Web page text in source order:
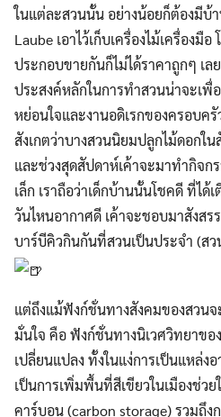
ในแต่ละสวนนั้น อย่างน้อยก็ต้องมีบ้
Laube เอาไว้เก็บเครื่องไม้เครื่องมื
ประกอบขายกันก็ไม่ได้ราคาถูกๆ เ
ประสงค์หลักในการทำสวนน่าจะเ
หย่อนใจและงานอดิเรกของครอบค
สังเกตว่าบางสวนนิยมปลูกไม้ดอก
และช่วงสุดสัปดาห์เค้าจะมาทำกิจก
เล็ก เราถือว่าเด็กบ้านนั้นโชคดี ที่ได้
วันไหนอากาศดี เค้าจะชอบมาสังส
บาร์บีคิวกินกันที่สวนเป็นประจำ (สว
แต่ถึงแม้ฟังก์ชั่นทางสังคมของสวนจ
มั่นใจ คือ ฟังก์ชั่นทางนิเวศวิทยาขอ
เปลี่ยนแปลง ทั้งในแง่การเป็นแหล่ง
เป็นการเพิ่มพื้นที่สีเขียวในเมืองช่วย
คาร์บอน (carbon storage) รวมถึง